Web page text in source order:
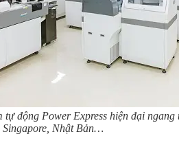
tự động Power Express hiện đại ngang
Singapore, Nhật Bản…